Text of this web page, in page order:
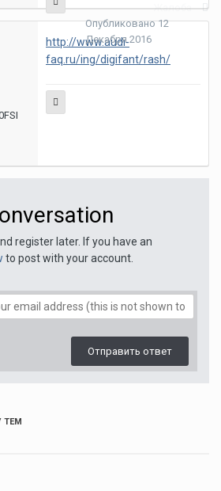
Жалоба
Опубликовано12
Декабря 2016
http://www.audi-
faq.ru/ing/digifant/rash/
register later. If you have an
to post with your account.
Отправить ответ
ТЕМ